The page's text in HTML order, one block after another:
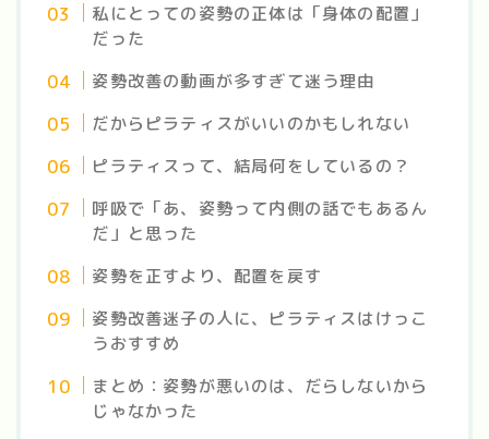
私にとっての姿勢の正体は「身体の配置」
だった
姿勢改善の動画が多すぎて迷う理由
だからピラティスがいいのかもしれない
ピラティスって、結局何をしているの？
呼吸で「あ、姿勢って内側の話でもあるん
だ」と思った
姿勢を正すより、配置を戻す
姿勢改善迷子の人に、ピラティスはけっこ
うおすすめ
まとめ：姿勢が悪いのは、だらしないから
じゃなかった